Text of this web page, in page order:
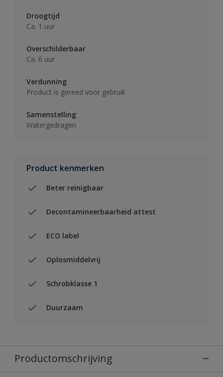
Droogtijd
Ca. 1 uur
Overschilderbaar
Ca. 6 uur
Verdunning
Product is gereed voor gebruik
Samenstelling
Watergedragen
Product kenmerken
Beter reinigbaar
Decontamineerbaarheid attest
ECO label
Oplosmiddelvrij
Schrobklasse 1
Duurzaam
Productomschrijving